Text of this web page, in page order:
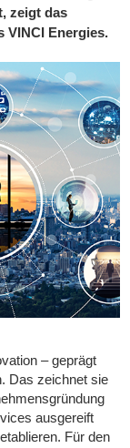
zeigt das
VINCI Energies.
– geprägt
Das zeichnet sie
ausgereift
Für den